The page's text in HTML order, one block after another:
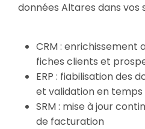
données Altares dans vos
CRM : enrichissement
fiches clients et
ERP : fiabilisation des
et validation en
SRM : mise à jour
de facturation